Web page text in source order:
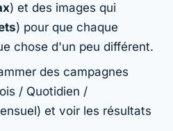
) et des images qui
) pour que chaque
chose d'un peu différent.
des campagnes
/ Quotidien /
et voir les résultats